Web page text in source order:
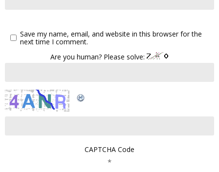
Save my name, email, and website in this browser for the
next time I comment.
Are you human? Please solve:
CAPTCHA Code
*